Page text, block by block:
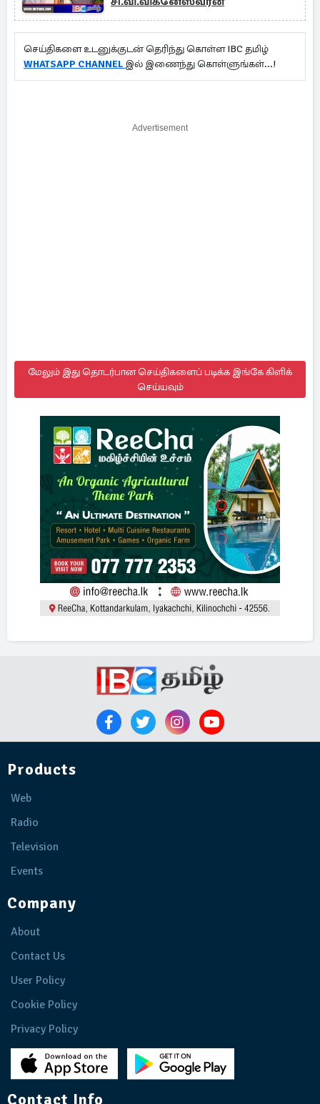
செய்திகளை உடனுக்குடன் தெரிந்து கொள்ள IBC தமிழ்
WHATSAPP CHANNEL இல் இணைந்து கொள்ளுங்கள்...!
Advertisement
மேலும் இது தொடர்பான செய்திகளைப் படிக்க இங்கே கிளிக்
செய்யவும்
Products
Web
Radio
Television
Events
Company
About
Contact Us
User Policy
Cookie Policy
Privacy Policy
Contact Info